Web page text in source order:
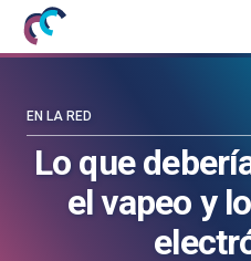
Mujeres
con
blog
Lo que
el vapeo y
EN LA RED